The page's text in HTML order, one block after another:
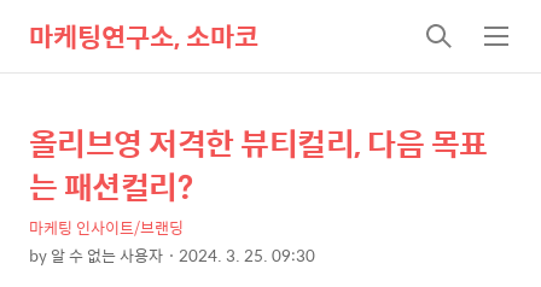
마케팅연구소, 소마코
검
색
메
뉴
상
세
컨
텐
본
문
제
목
올리브영 저격한 뷰티컬리, 다음 목표
는 패션컬리?
마케팅 인사이트/브랜딩
by알 수 없는 사용자 2024. 3. 25. 09:30